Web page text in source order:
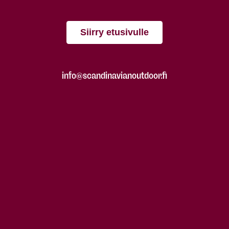
Siirry etusivulle
info@scandinavianoutdoor.fi